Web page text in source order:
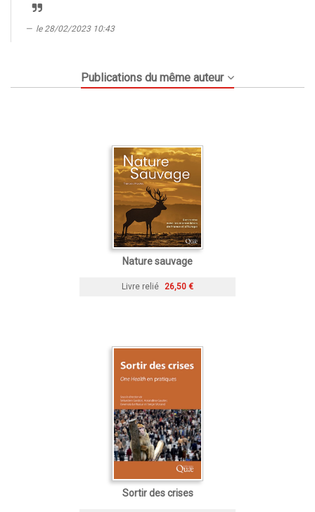
le 28/02/2023 10:43
Publications du même auteur
Nature sauvage
Livre relié 26,50 €
Sortir des crises